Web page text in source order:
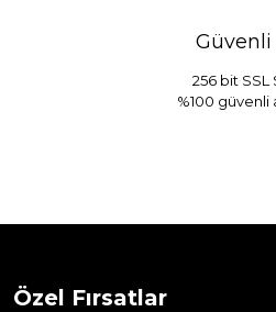
2.400,00 TL
Güvenli
256 bit SSL
%100 güvenli
Özel Fırsatlar